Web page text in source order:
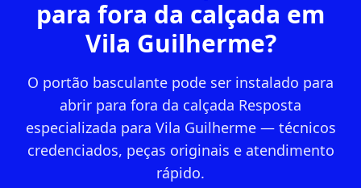
para fora da calçada em
Vila Guilherme?
O portão basculante pode ser instalado para
abrir para fora da calçada Resposta
especializada para Vila Guilherme — técnicos
credenciados, peças originais e atendimento
rápido.